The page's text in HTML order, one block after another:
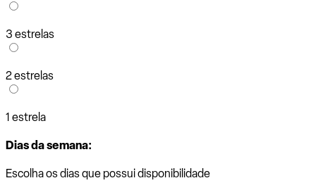
3 estrelas
2 estrelas
1 estrela
Dias da semana:
Escolha os dias que possui disponibilidade